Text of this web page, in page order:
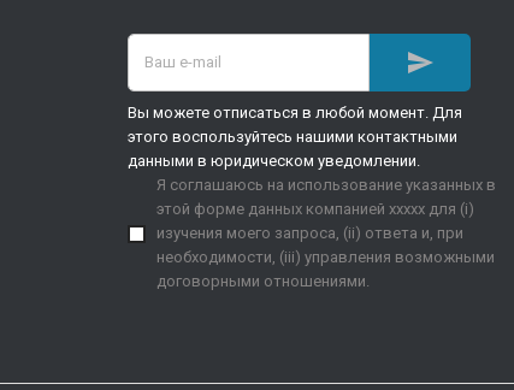

Вы можете отписаться в любой момент. Для
этого воспользуйтесь нашими контактными
данными в юридическом уведомлении.
Я соглашаюсь на использование указанных в
этой форме данных компанией xxxxx для (i)
изучения моего запроса, (ii) ответа и, при
необходимости, (iii) управления возможными
договорными отношениями.